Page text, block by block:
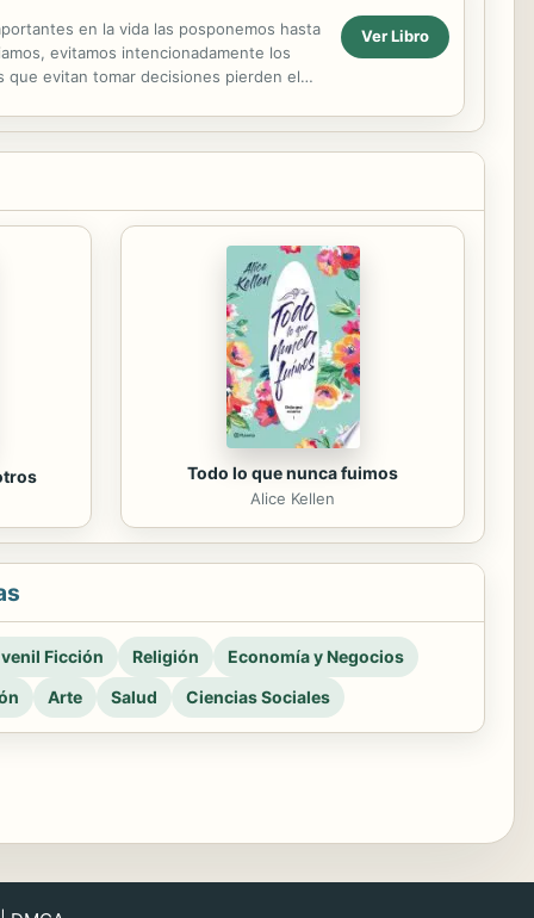
en la vida las posponemos hasta
evitamos intencionadamente los
que evitan tomar decisiones pierden el
Ver Libro
Todo lo que nunca fuimos
Alice Kellen
Ficción Religión
Economía y Negocios
Arte Salud Ciencias Sociales